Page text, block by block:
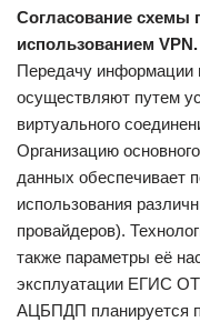
Согласование
использованием VPN.
Передачу информации
осуществляют путем
виртуального
Организацию
данных обеспечивает
использования
провайдеров).
также параметры её
эксплуатации ЕГИС
АЦБПДП планируется